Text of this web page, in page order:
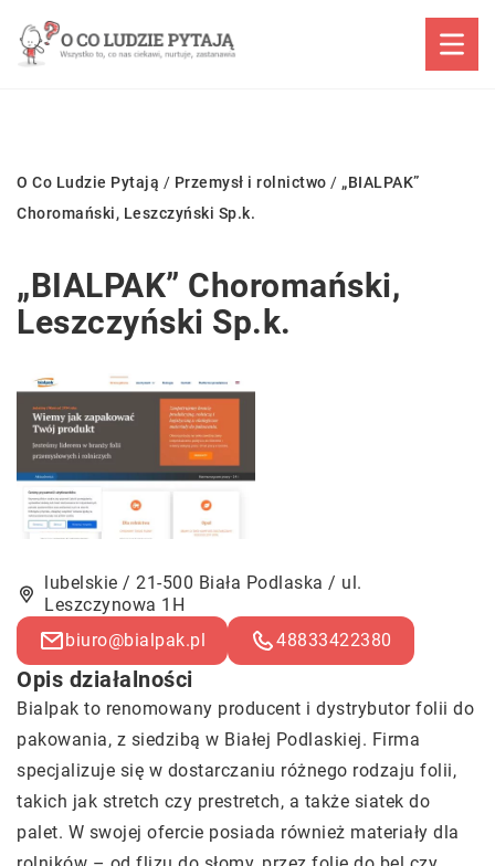
O Co Ludzie Pytają / Przemysł i rolnictwo / „BIALPAK”
Choromański, Leszczyński Sp.k.
„BIALPAK” Choromański,
Leszczyński Sp.k.
lubelskie / 21-500 Biała Podlaska / ul.
Leszczynowa 1H
biuro@bialpak.pl
48833422380
Opis działalności
Bialpak to renomowany producent i dystrybutor folii do
pakowania, z siedzibą w Białej Podlaskiej. Firma
specjalizuje się w dostarczaniu różnego rodzaju folii,
takich jak stretch czy prestretch, a także siatek do
palet. W swojej ofercie posiada również materiały dla